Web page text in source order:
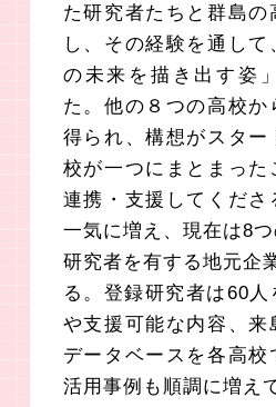
た研究者たちと群島の
し、その経験を通し
の未来を描き出す姿
た。他の８つの高校か
得られ、構想がスター
校が一つにまとまった
連携・支援してくださ
一気に増え、現在は8
研究者を有する地元企
る。登録研究者は60
や支援可能な内容、来
データベースを各高校
活用事例も順調に増え